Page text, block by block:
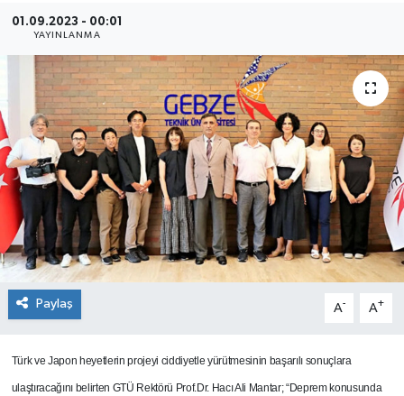
01.09.2023 - 00:01
YAYINLANMA
Paylaş A- A+
Türk ve Japon heyetlerin projeyi ciddiyetle yürütmesinin başarılı sonuçlara
ulaştıracağını belirten GTÜ Rektörü Prof.Dr. Hacı Ali Mantar; “Deprem konusunda
ŞİRKET PANO
SÖYLEŞİ
ÜLKE
YAŞAM